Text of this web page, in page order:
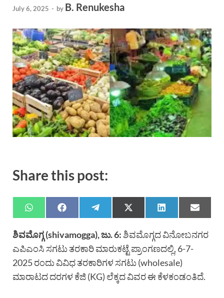
July 6, 2025 - by B. Renukesha
Share this post:
ಶಿವಮೊಗ್ಗ(shivamogga),ಜು.6:ಶಿವಮೊಗ್ಗದ ವಿನೋಬನಗರ
ಎಪಿಎಂಸಿ ಸಗಟು ತರಕಾರಿ ಮಾರುಕಟ್ಟೆ ಪ್ರಾಂಗಣದಲ್ಲಿ, 6-7-
2025 ರಂದು ವಿವಿಧ ತರಕಾರಿಗಳ ಸಗಟು (wholesale)
ಮಾರಾಟದ ದರಗಳ ಕೆಜಿ (KG) ಲೆಕ್ಕದ ವಿವರ ಈ ಕೆಳಕಂಡಂತಿದೆ.